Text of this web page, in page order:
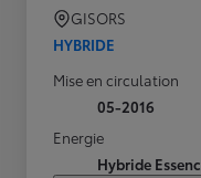
GISORS
HYBRIDE
Mise en circulation
05-2016
Energie
Hybride